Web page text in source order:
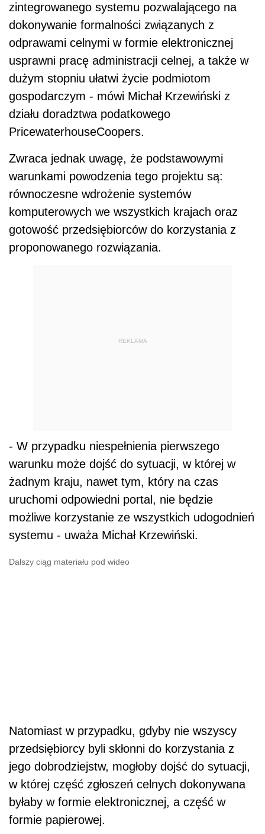
zintegrowanego systemu pozwalającego na
dokonywanie formalności związanych z
odprawami celnymi w formie elektronicznej
usprawni pracę administracji celnej, a także w
dużym stopniu ułatwi życie podmiotom
gospodarczym - mówi Michał Krzewiński z
działu doradztwa podatkowego
PricewaterhouseCoopers.
Zwraca jednak uwagę, że podstawowymi
warunkami powodzenia tego projektu są:
równoczesne wdrożenie systemów
komputerowych we wszystkich krajach oraz
gotowość przedsiębiorców do korzystania z
proponowanego rozwiązania.
REKLAMA
- W przypadku niespełnienia pierwszego
warunku może dojść do sytuacji, w której w
żadnym kraju, nawet tym, który na czas
uruchomi odpowiedni portal, nie będzie
możliwe korzystanie ze wszystkich udogodnień
systemu - uważa Michał Krzewiński.
Dalszy ciąg materiału pod wideo
Natomiast w przypadku, gdyby nie wszyscy
przedsiębiorcy byli skłonni do korzystania z
jego dobrodziejstw, mogłoby dojść do sytuacji,
w której część zgłoszeń celnych dokonywana
byłaby w formie elektronicznej, a część w
formie papierowej.